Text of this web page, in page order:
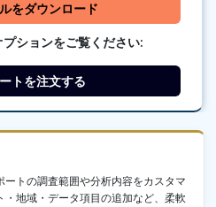
をダウンロード
ションをご覧ください:
トを注文する
トの調査範囲や分析内容をカスタマ
地域・データ項目の追加など、柔軟